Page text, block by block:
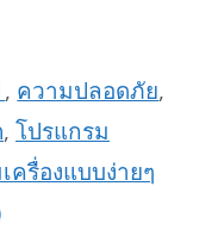
, ความปลอดภัย,
, โปรแกรม
ครื่องแบบง่ายๆ